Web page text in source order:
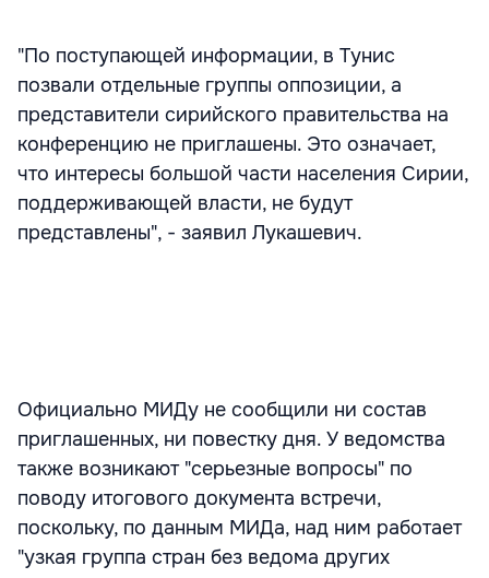
"По поступающей информации, в Тунис
позвали отдельные группы оппозиции, а
представители сирийского правительства на
конференцию не приглашены. Это означает,
что интересы большой части населения Сирии,
поддерживающей власти, не будут
представлены", - заявил Лукашевич.
Официально МИДу не сообщили ни состав
приглашенных, ни повестку дня. У ведомства
также возникают "серьезные вопросы" по
поводу итогового документа встречи,
поскольку, по данным МИДа, над ним работает
"узкая группа стран без ведома других